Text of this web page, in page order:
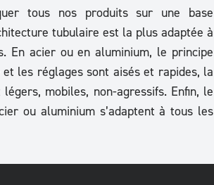
tous nos produits sur une base
tubulaire est la plus adaptée à
En acier ou en aluminium, le principe
les réglages sont aisés et rapides, la
mobiles, non-agressifs. Enfin, le
ou aluminium s’adaptent à tous les